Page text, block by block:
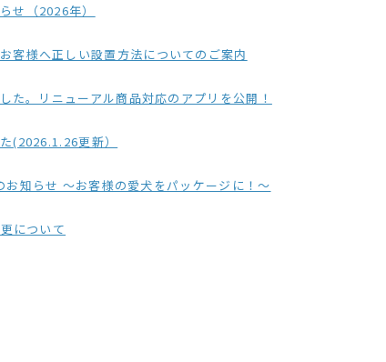
せ（2026年）
客様へ正しい設置方法についてのご案内
た。リニューアル商品対応のアプリを公開！
(2026.1.26更新）
知らせ ～お客様の愛犬をパッケージに！～
について